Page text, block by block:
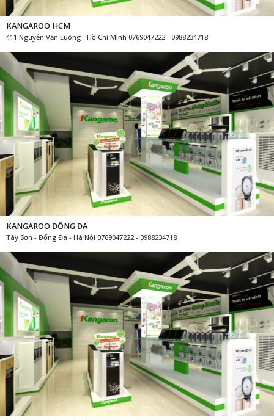
KANGAROO HCM
411 Nguyễn Văn Luông - Hồ Chí Minh 0769047222 - 0988234718
KANGAROO ĐỐNG ĐA
Tây Sơn - Đống Đa - Hà Nội 0769047222 - 0988234718